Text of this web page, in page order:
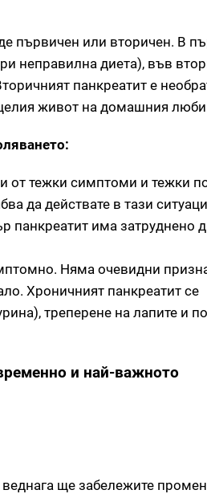
първичен или вторичен. В
неправилна диета), във
панкреатит е
живот на домашния
от тежки симптоми и тежки
да действате в тази
панкреатит има затруднено
Няма очевидни
Хроничният панкреатит се
треперене на лапите и
и най-важното
ще забележите